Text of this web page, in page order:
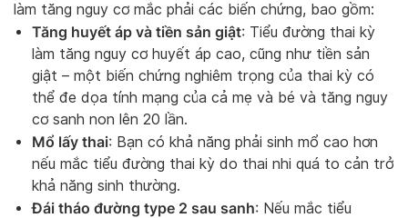
làm tăng nguy cơ mắc phải các biến chứng, bao gồm:
Tăng huyết áp và tiền sản giật: Tiểu đường thai kỳ
làm tăng nguy cơ huyết áp cao, cũng như tiền sản
giật – một biến chứng nghiêm trọng của thai kỳ có
thể đe dọa tính mạng của cả mẹ và bé và tăng nguy
cơ sanh non lên 20 lần.
Mổ lấy thai: Bạn có khả năng phải sinh mổ cao hơn
nếu mắc tiểu đường thai kỳ do thai nhi quá to cản trở
khả năng sinh thường.
Đái tháo đường type 2 sau sanh: Nếu mắc tiểu